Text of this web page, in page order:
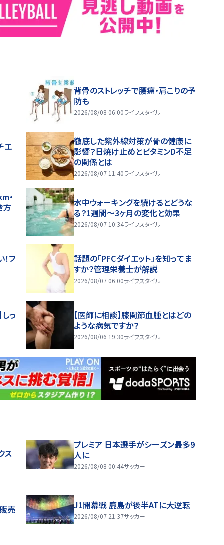
背骨のストレッチで腰痛・肩こりの予
防も
2026/08/08 06:00ライフスタイル
エ
徹底した紫外線対策が骨の健康に
影響？日焼け止めとビタミンD不足
の関係とは
2026/08/07 11:40ライフスタイル
・
方
水中ウォーキングを続けるとどうな
る？1週間～3ヶ月の変化と効果
2026/08/07 10:34ライフスタイル
フ
話題の「PFCダイエット」を知ってま
すか？管理栄養士が解説
2026/08/07 06:00ライフスタイル
っ
【医師に相談】膝関節血腫とはどの
ような病気ですか？
2026/08/06 19:30ライフスタイル
ス
プレミア 日本選手がシーズン最多9
人に
2026/08/08 00:44サッカー
売 J1開幕戦 鹿島が後半ATに大逆転
2026/08/07 21:37サッカー